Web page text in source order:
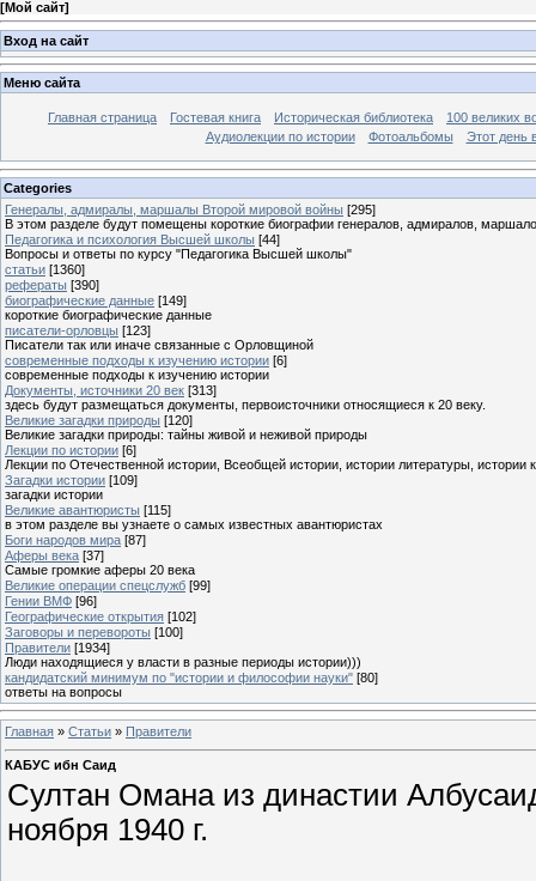
[Мой сайт]
Вход на сайт
Меню сайта
Главная страница Гостевая книга Историческая библиотека
100 великих
Аудиолекции по истории
Фотоальбомы Этот день
Categories
Генералы, адмиралы, маршалы Второй мировой войны [295]
В этом разделе будут помещены короткие биографии генералов, адмиралов,
Педагогика и психология Высшей школы [44]
Вопросы и ответы по курсу "Педагогика Высшей школы"
статьи [1360]
рефераты [390]
биографические данные [149]
короткие биографические данные
писатели-орловцы [123]
Писатели так или иначе связанные с Орловщиной
современные подходы к изучению истории [6]
современные подходы к изучению истории
Документы, источники 20 век [313]
здесь будут размещаться документы, первоисточники относящиеся к 20 веку.
Великие загадки природы [120]
Великие загадки природы: тайны живой и неживой природы
Лекции по истории [6]
Лекции по Отечественной истории, Всеобщей истории, истории литературы, истории
Загадки истории [109]
загадки истории
Великие авантюристы [115]
в этом разделе вы узнаете о самых известных авантюристах
Боги народов мира [87]
Аферы века [37]
Самые громкие аферы 20 века
Великие операции спецслужб [99]
Гении ВМФ [96]
Географические открытия [102]
Заговоры и перевороты [100]
Правители [1934]
Люди находящиеся у власти в разные периоды истории)))
кандидатский минимум по "истории и философии науки" [80]
ответы на вопросы
Главная » Статьи » Правители
КАБУС ибн Саид
Султан Омана из династии
ноября 1940 г.